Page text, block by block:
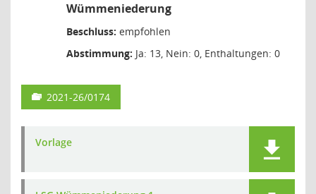
Wümmeniederung
Beschluss: empfohlen
Abstimmung: Ja: 13, Nein: 0, Enthaltungen: 0
2021-26/0174
Vorlage